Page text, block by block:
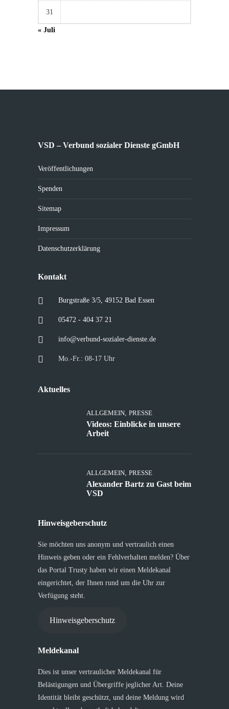
31
« Juli
VSD – Verbund sozialer Dienste gGmbH
Veröffentlichungen
Spenden
Sitemap
Impressum
Datenschutzerklärung
Kontakt
Burgstraße 3/5, 49152 Bad Essen
05472 - 404 37 21
info@verbund-sozialer-dienste.de
Mo.-Fr.: 08-17 Uhr
Aktuelles
ALLGEMEIN, PRESSE
Videos: Einblicke in unsere
Arbeit
ALLGEMEIN, PRESSE
Alexander Bartz zu Gast beim
VSD
Hinweisgeberschutz
Sie möchten uns anonym und vertraulich einen
Hinweis geben oder ein Fehlverhalten melden? Über
das Portal Trusty haben wir einen Meldekanal
eingerichtet, der Ihnen rund um die Uhr zur
Verfügung steht.
Hinweisgeberschutz
Meldekanal
Dies ist unser vertraulicher Meldekanal für
Belästigungen und Übergriffe jeglicher Art. Deine
Identität bleibt geschützt, und deine Meldung wird